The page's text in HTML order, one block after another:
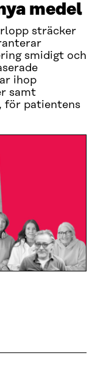
medel
sträcker
smidigt och
ihop
samt
för patientens